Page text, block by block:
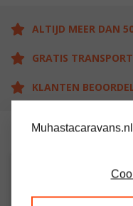
ALTIJD MEER DAN
GRATIS
KLANTEN